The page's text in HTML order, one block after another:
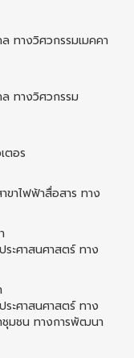
ทางวิศวกรรมเมคคา
ทางวิศวกรรม
ตอร
าไฟฟ้าสื่อสาร ทาง
ะศาสนศาสตร์ ทาง
ะศาสนศาสตร์ ทาง
ชุมชน ทางการพัฒนา